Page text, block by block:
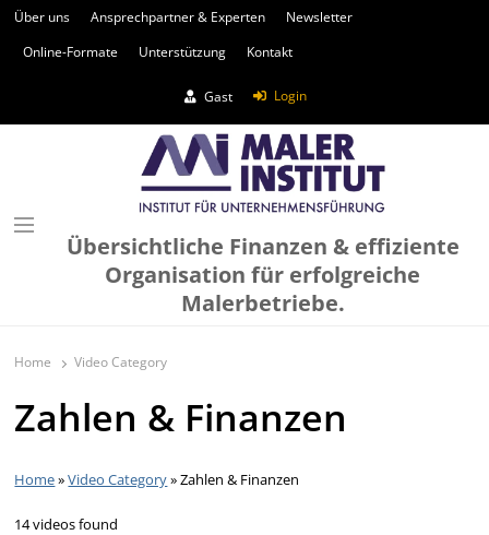
Über uns Ansprechpartner & Experten
Newsletter
Online-Formate
Unterstützung Kontakt
Gast Login
Übersichtliche Finanzen & effiziente
Organisation für erfolgreiche
Malerbetriebe.
Home Video Category
Zahlen & Finanzen
Home»Video Category»Zahlen & Finanzen
14 videos found